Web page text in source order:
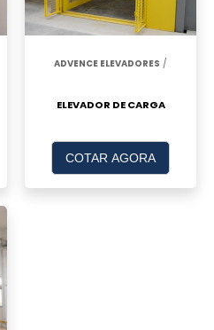
ADVENCE ELEVADORES /
ELEVADOR DE CARGA
COTAR AGORA